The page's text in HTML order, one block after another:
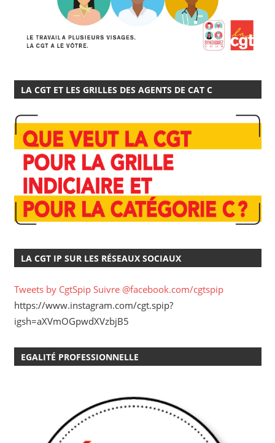
LA CGT ET LES GRILLES DES AGENTS DE CAT C
LA CGT IP SUR LES RÉSEAUX SOCIAUX
Tweets by CgtSpip Suivre @facebook.com/cgtspip
https://www.instagram.com/cgt.spip?
igsh=aXVmOGpwdXVzbjB5
EGALITÉ PROFESSIONNELLE